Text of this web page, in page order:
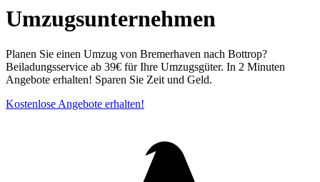
Umzugsunternehmen
Planen Sie einen Umzug von Bremerhaven nach Bottrop?
Beiladungsservice ab 39€ für Ihre Umzugsgüter. In 2 Minuten
Angebote erhalten! Sparen Sie Zeit und Geld.
Kostenlose Angebote erhalten!